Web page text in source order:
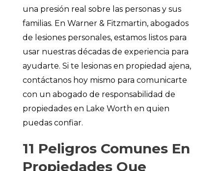
una presión real sobre las personas y sus
familias. En Warner & Fitzmartin, abogados
de lesiones personales, estamos listos para
usar nuestras décadas de experiencia para
ayudarte. Si te lesionas en propiedad ajena,
contáctanos hoy mismo para comunicarte
con un abogado de responsabilidad de
propiedades en Lake Worth en quien
puedas confiar.
11 Peligros Comunes En
Propiedades Que